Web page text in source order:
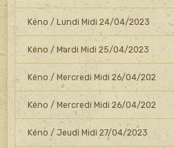
Kéno / Lundi Midi 24/04/2023
Kéno / Mardi Midi 25/04/2023
Kéno / Mercredi Midi 26/04/202
Kéno / Mercredi Midi 26/04/202
Kéno / Jeudi Midi 27/04/2023